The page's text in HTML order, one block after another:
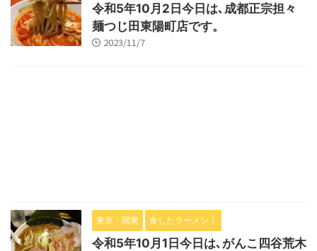
令和5年10月2日今日は､成都正宗担々
麺つじ田東陽町店です。
2023/11/7
東京・関東 食したラーメン！
令和5年10月1日今日は､がんこ四谷荒木